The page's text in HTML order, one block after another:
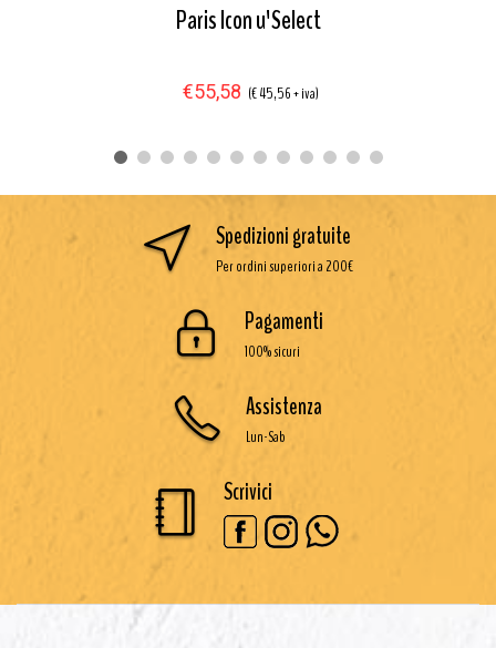
Paris Icon u'Select
€55,58 (€ 45,56 + iva)
Spedizioni gratuite
Per ordini superiori a 200€
Pagamenti
100% sicuri
Assistenza
Lun-Sab
Scrivici